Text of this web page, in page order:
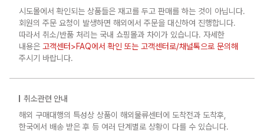
시도몰에서 확인되는 상품들은 재고를 두고 판매를 하는 것이 아닙니다.
회원의 주문 요청이 발생하면 해외에서 주문을 대신하여 진행합니다.
따라서 취소/반품 처리는 국내 쇼핑몰과 차이가 있습니다. 자세한
내용은 고객센터>FAQ에서 확인 또는 고객센터로/채널톡으로 문의해
주시기 바랍니다.
취소관련 안내
해외 구매대행의 특성상 상품이 해외물류센터에 도착전과 도착후,
한국에서 배송 받은 후 등 여러 단계별로 상황이 다를 수 있습니다.